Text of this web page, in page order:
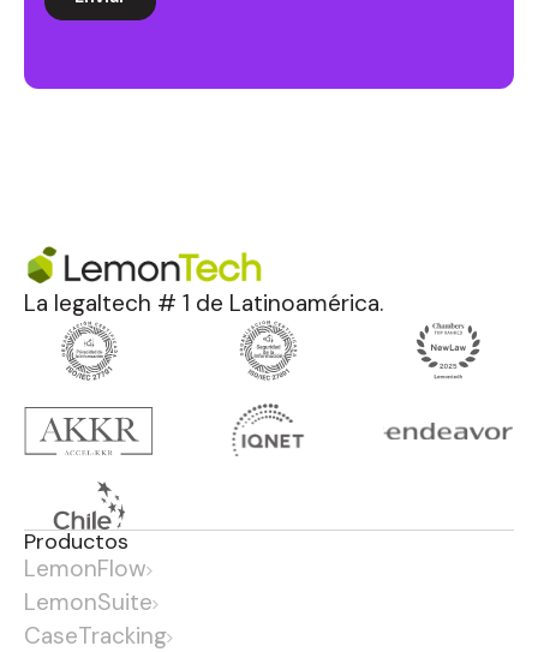
La legaltech # 1 de Latinoamérica.
Productos
LemonFlow
LemonSuite
CaseTracking